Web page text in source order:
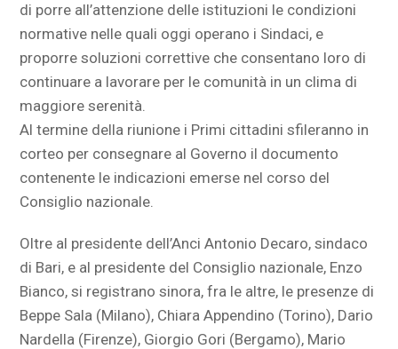
di porre all’attenzione delle istituzioni le condizioni
normative nelle quali oggi operano i Sindaci, e
proporre soluzioni correttive che consentano loro di
continuare a lavorare per le comunità in un clima di
maggiore serenità.
Al termine della riunione i Primi cittadini sfileranno in
corteo per consegnare al Governo il documento
contenente le indicazioni emerse nel corso del
Consiglio nazionale.
Oltre al presidente dell’Anci Antonio Decaro, sindaco
di Bari, e al presidente del Consiglio nazionale, Enzo
Bianco, si registrano sinora, fra le altre, le presenze di
Beppe Sala (Milano), Chiara Appendino (Torino), Dario
Nardella (Firenze), Giorgio Gori (Bergamo), Mario